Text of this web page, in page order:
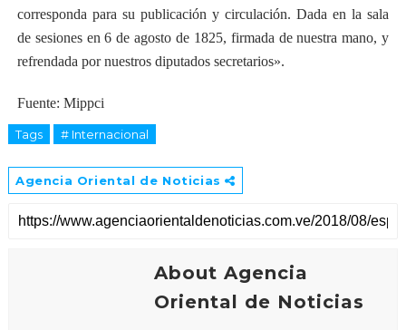
corresponda para su publicación y circulación. Dada en la sala
de sesiones en 6 de agosto de 1825, firmada de nuestra mano, y
refrendada por nuestros diputados secretarios».
Fuente: Mippci
Tags # Internacional
Agencia Oriental de Noticias
About Agencia
Oriental de Noticias